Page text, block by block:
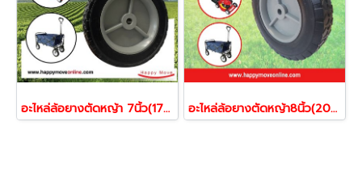
อะไหล่ล้อยางตัดหญ้า 7นิ้ว(175มม) ล้อรถเข็นสนาม ลูกล้อรถเข็น ล้อยาง ล้อแกนพลาสติก ล้อรูบู๊ซ รับน้ำหนัก 40 -60 กก. ยี่ห้อ Pareo ( 1 ล้อ) อะไหล่ล้อยางตัดหญ้า8นิ้ว(200) ล้อรถเข็นสนาม ลูกล้อรถเข็น ล้อยาง ล้อแกนพลาสติก ลูกล้อรูบู๊ซ รับน้ำหนัก 40 -60 กก. ยี่ห้อ Pareo ( 1 ล้อ)